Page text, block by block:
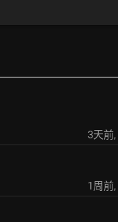
3天前,
1周前,